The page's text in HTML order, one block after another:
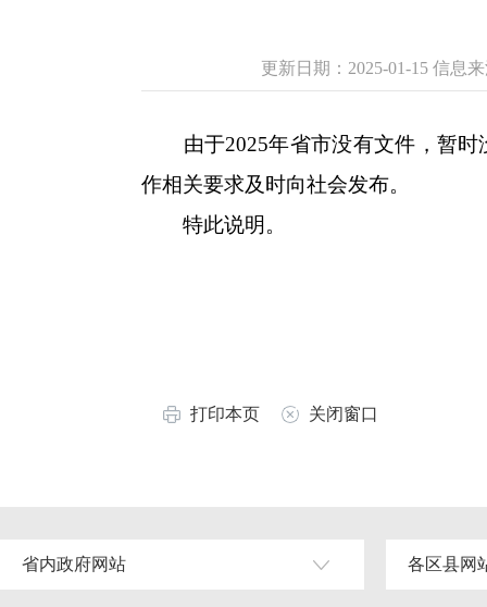
更新日期：2025-01-15 信息
由于2025年省市没有文件，暂时
作相关要求及时向社会发布。
特此说明。
打印本页 关闭窗口
省内政府网站 各区县网